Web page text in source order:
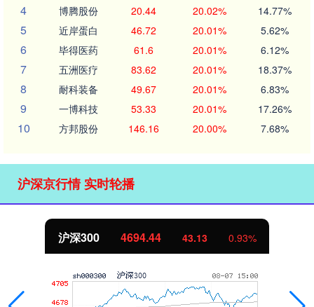
4 博腾股份 20.44 20.02% 14.77%
5 近岸蛋白 46.72 20.01% 5.62%
6 毕得医药 61.6 20.01% 6.12%
7 五洲医疗 83.62 20.01% 18.37%
8 耐科装备 49.67 20.01% 6.83%
9 一博科技 53.33 20.01% 17.26%
10 方邦股份 146.16 20.00% 7.68%
沪深京行情 实时轮播
沪深300 4694.44 43.13 0.93%